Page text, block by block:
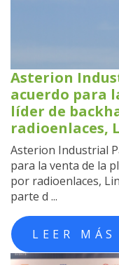
Asterion
acuerdo para
líder de
radioenlaces,
Asterion Industrial
para la venta de la
por radioenlaces,
parte d ...
LEER MÁS